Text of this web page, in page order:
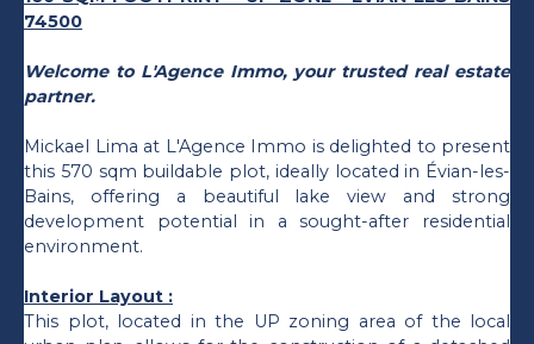
74500
Welcome to L'Agence Immo, your trusted real estate
partner.
Mickael Lima at L'Agence Immo is delighted to present
this 570 sqm buildable plot, ideally located in Évian-les-
Bains, offering a beautiful lake view and strong
development potential in a sought-after residential
environment.
Interior Layout :
This plot, located in the UP zoning area of the local